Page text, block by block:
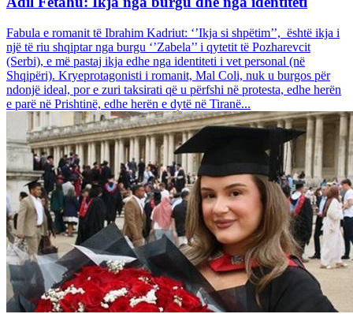
Fabula e romanit të Ibrahim Kadriut: ‘’Ikja si shpëtim’’, është ikja i
një të riu shqiptar nga burgu ‘’Zabela’’ i qytetit të Pozharevcit
(Serbi), e më pastaj ikja edhe nga identiteti i vet personal (në
Shqipëri). Kryeprotagonisti i romanit, Mal Coli, nuk u burgos për
ndonjë ideal, por e zuri taksirati që u përfshi në protesta, edhe herën
e parë në Prishtinë, edhe herën e dytë në Tiranë...